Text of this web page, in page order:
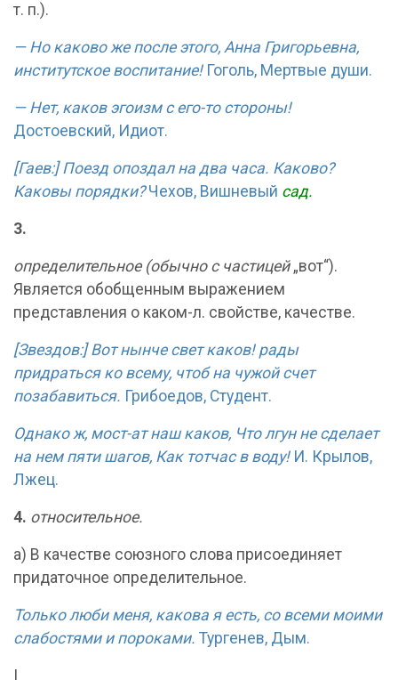
т. п.).
— Но каково же после этого, Анна Григорьевна,
институтское воспитание!Гоголь, Мертвые души.
— Нет, каков эгоизм с его-то стороны!
Достоевский, Идиот.
[Гаев:] Поезд опоздал на два часа. Каково?
Каковы порядки?Чехов, Вишневый сад.
3.
определительное (обычно с частицей„вот“).
Является обобщенным выражением
представления о каком-л. свойстве, качестве.
[Звездов:] Вот нынче свет каков! рады
придраться ко всему, чтоб на чужой счет
позабавиться. Грибоедов, Студент.
Однако ж, мост-ат наш каков, Что лгун не сделает
на нем пяти шагов, Как тотчас в воду!И. Крылов,
Лжец.
4. относительное.
а) В качестве союзного слова присоединяет
придаточное определительное.
Только люби меня, какова я есть, со всеми моими
слабостями и пороками. Тургенев, Дым.